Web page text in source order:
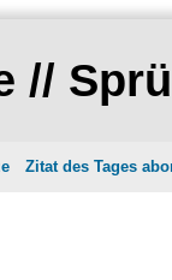
//
Zitat des Tages